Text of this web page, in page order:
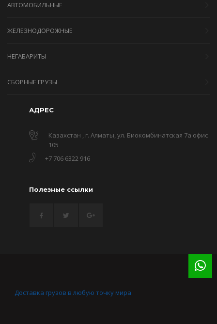
АВТОМОБИЛЬНЫЕ
ЖЕЛЕЗНОДОРОЖНЫЕ
НЕГАБАРИТЫ
СБОРНЫЕ ГРУЗЫ
АДРЕС
Казахстан , г. Алматы, ул. Биокомбинатская 7а офис
105
+7 706 6322 916
Полезные ссылки
Доставка грузов в любую точку мира